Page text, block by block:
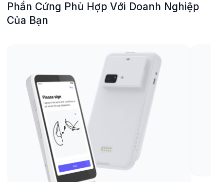
Phần Cứng Phù Hợp Với Doanh Nghiệp
Của Bạn